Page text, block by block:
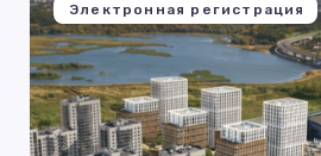
Электронная регистрация